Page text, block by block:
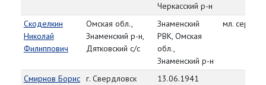
Черкасский р-н
Скоделкин
Николай
Филиппович
Омская обл.,
Знаменский р-н,
Дятковский с/с
Знаменский
РВК, Омская
обл.,
Знаменский р-н
мл. сержант
Смирнов Борис г. Свердловск
13.06.1941